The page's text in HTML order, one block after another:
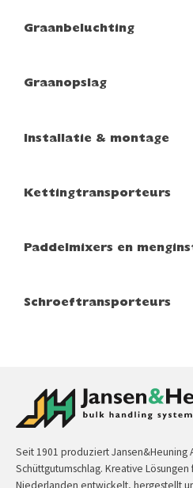
Graanbeluchting
Graanopslag
Installatie & montage
Kettingtransporteurs
Paddelmixers en
Schroeftransporteurs
Seit 1901 produziert Jansen&Heuning
Schüttgutumschlag. Kreative
Niederlanden entwickelt, hergestellt